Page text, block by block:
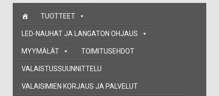
Skip
content
TUOTTEET
LED-NAUHAT JA LANGATON OHJAUS
MYYMÄLÄT TOIMITUSEHDOT
VALAISTUSSUUNNITTELU
VALAISIMIEN KORJAUS JA PALVELUT